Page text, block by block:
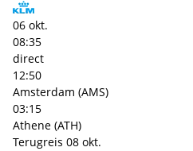
06 okt.
08:35
direct
12:50
Amsterdam (AMS)
03:15
Athene (ATH)
Terugreis 08 okt.